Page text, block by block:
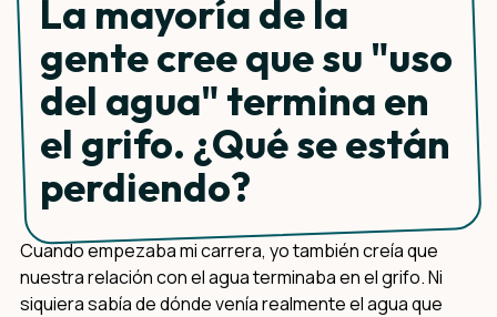
La mayoría de la
gente cree que su "uso
del agua" termina en
el grifo. ¿Qué se están
perdiendo?
Cuando empezaba mi carrera, yo también creía que
nuestra relación con el agua terminaba en el grifo. Ni
siquiera sabía de dónde venía realmente el agua que